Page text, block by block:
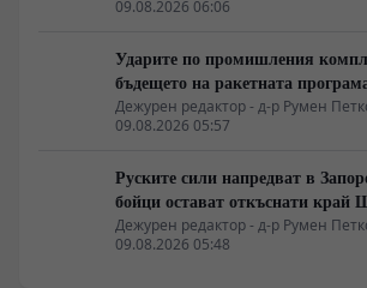
09.08.2026 06:06
Ударите по промишления
бъдещето на ракетната
Дежурен редактор - д-р Румен
09.08.2026 05:57
Руските сили напредват в
бойци остават откъснати край
Дежурен редактор - д-р Румен
09.08.2026 05:48